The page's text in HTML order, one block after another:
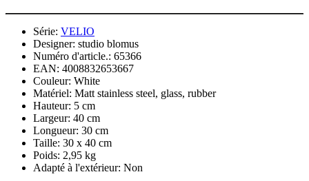
Série: VELIO
Designer: studio blomus
Numéro d'article.: 65366
EAN: 4008832653667
Couleur: White
Matériel: Matt stainless steel, glass, rubber
Hauteur: 5 cm
Largeur: 40 cm
Longueur: 30 cm
Taille: 30 x 40 cm
Poids: 2,95 kg
Adapté à l'extérieur: Non